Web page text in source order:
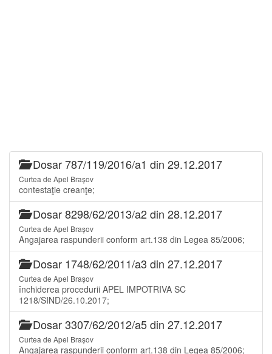
Dosar 787/119/2016/a1 din 29.12.2017
Curtea de Apel Brașov
contestaţie creanţe;
Dosar 8298/62/2013/a2 din 28.12.2017
Curtea de Apel Brașov
Angajarea raspunderii conform art.138 din Legea 85/2006;
Dosar 1748/62/2011/a3 din 27.12.2017
Curtea de Apel Brașov
închiderea procedurii APEL IMPOTRIVA SC
1218/SIND/26.10.2017;
Dosar 3307/62/2012/a5 din 27.12.2017
Curtea de Apel Brașov
Angajarea raspunderii conform art.138 din Legea 85/2006;